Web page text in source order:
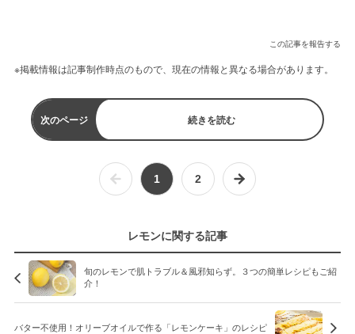
この記事を報告する
※掲載情報は記事制作時点のもので、現在の情報と異なる場合があります。
次のページ 続きを読む
1 2
レモンに関する記事
旬のレモンで肌トラブル＆風邪知らず。３つの簡単レシピもご紹
介！
バター不使用！オリーブオイルで作る「レモンケーキ」のレシピ